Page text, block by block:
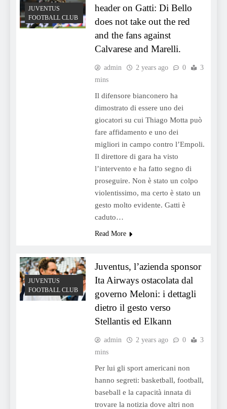
JUVENTUS
FOOTBALL CLUB
header on Gatti: Di Bello
does not take out the red
and the fans against
Calvarese and Marelli.
admin 2 years ago 0
3
mins
Il difensore bianconero ha
dimostrato di essere uno dei
giocatori su cui Thiago Motta può
fare affidamento e uno dei
migliori in campo contro l’Empoli.
Il direttore di gara ha visto
l’intervento e ha fatto segno di
proseguire. Non è stato un colpo
violentissimo, ma certo è stato un
gesto molto evidente. Gatti è
caduto…
Read More
JUVENTUS
FOOTBALL CLUB
Juventus, l’azienda sponsor
Ita Airways ostacolata dal
governo Meloni: i dettagli
dietro il gesto verso
Stellantis ed Elkann
admin 2 years ago 0
3
mins
Per lui gli sport americani non
hanno segreti: basketball, football,
baseball e la capacità innata di
trovare la notizia dove altri non